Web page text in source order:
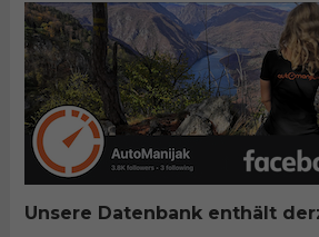
Unsere Datenbank enthält